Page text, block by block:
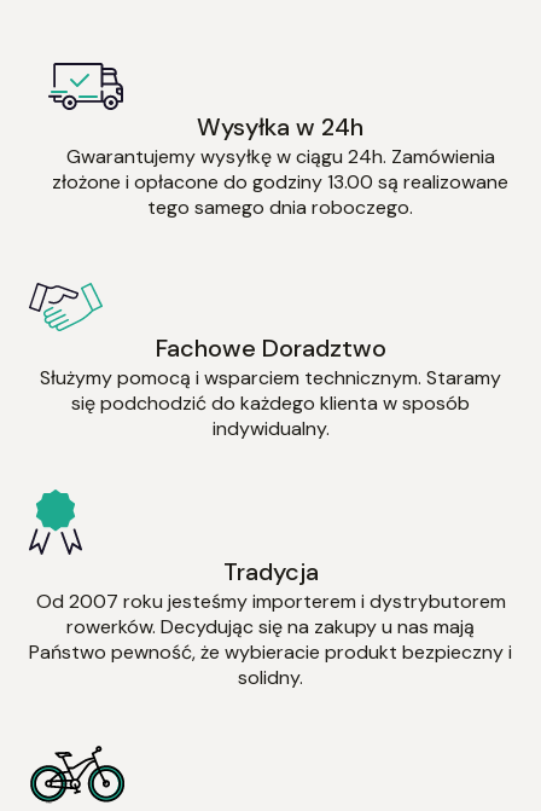
Wysyłka w 24h
Gwarantujemy wysyłkę w ciągu 24h. Zamówienia
złożone i opłacone do godziny 13.00 są realizowane
tego samego dnia roboczego.
Fachowe Doradztwo
Służymy pomocą i wsparciem technicznym. Staramy
się podchodzić do każdego klienta w sposób
indywidualny.
Tradycja
Od 2007 roku jesteśmy importerem i dystrybutorem
rowerków. Decydując się na zakupy u nas mają
Państwo pewność, że wybieracie produkt bezpieczny i
solidny.